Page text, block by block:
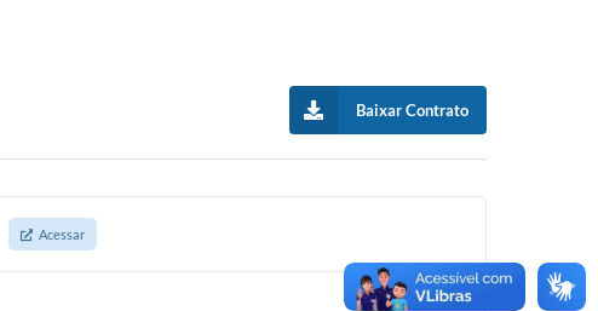
Baixar Contrato
Acessar